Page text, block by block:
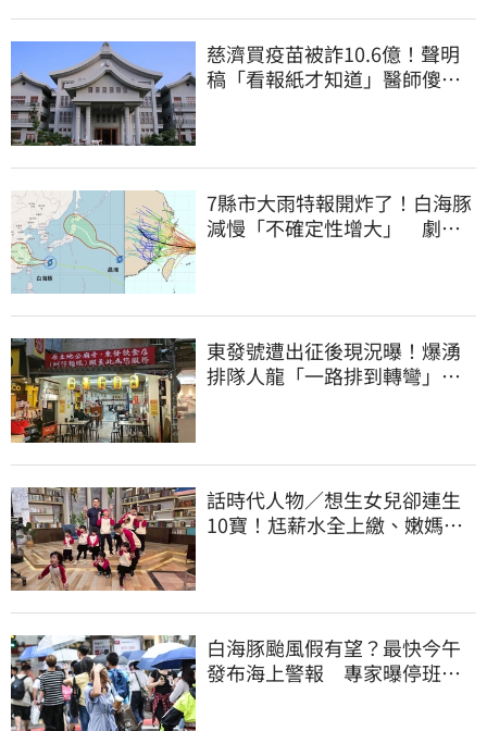
慈濟買疫苗被詐10.6億！聲明
稿「看報紙才知道」醫師傻
7縣市大雨特報開炸了！白海豚
減慢「不確定性增大」 劇烈
東發號遭出征後現況曝！爆湧
排隊人龍「一路排到轉彎」
話時代人物／想生女兒卻連生
10寶！尪薪水全上繳、嫩媽吐
白海豚颱風假有望？最快今午
發布海上警報 專家曝停班停